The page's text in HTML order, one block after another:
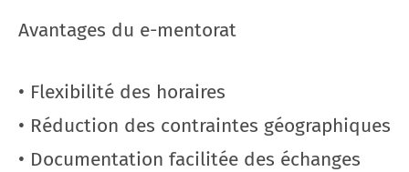
Avantages du e-mentorat
• Flexibilité des horaires
• Réduction des contraintes géographiques
• Documentation facilitée des échanges